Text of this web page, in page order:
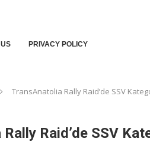
PRIVACY POLICY
TransAnatolia Rally Raid’de SSV
Raid’de SSV